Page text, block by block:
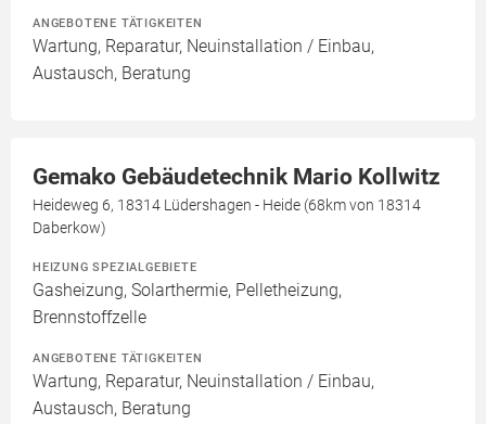
ANGEBOTENE TÄTIGKEITEN
Wartung, Reparatur, Neuinstallation / Einbau,
Austausch, Beratung
Gemako Gebäudetechnik Mario Kollwitz
Heideweg 6, 18314 Lüdershagen - Heide (68km von 18314
Daberkow)
HEIZUNG SPEZIALGEBIETE
Gasheizung, Solarthermie, Pelletheizung,
Brennstoffzelle
ANGEBOTENE TÄTIGKEITEN
Wartung, Reparatur, Neuinstallation / Einbau,
Austausch, Beratung